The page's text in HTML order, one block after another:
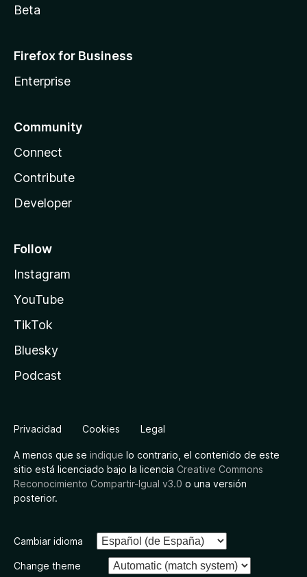
Beta
Firefox for Business
Enterprise
Community
Connect
Contribute
Developer
Follow
Instagram
YouTube
TikTok
Bluesky
Podcast
Privacidad Cookies Legal
A menos que se indique lo contrario, el contenido de este
sitio está licenciado bajo la licencia Creative Commons
Reconocimiento Compartir-Igual v3.0 o una versión
posterior.
Cambiar idioma
Change theme